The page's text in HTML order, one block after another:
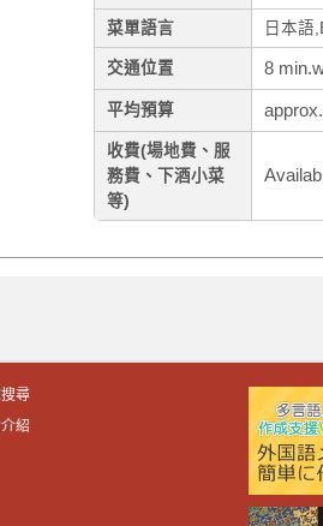
菜單語言 日本語
交通位置 8
平均預算
收費(場地費、服
務費、下酒小菜
等)
尋
紹